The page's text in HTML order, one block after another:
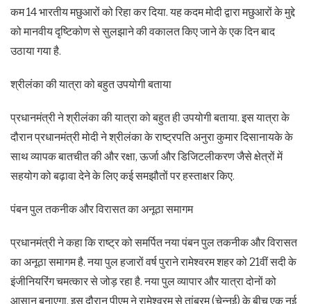
कम 14 भारतीय मछुआरों को रिहा कर दिया. यह कदम मोदी द्वारा मछुआरों के मुद्दे
को मानवीय दृष्टिकोण से सुलझाने की वकालत किए जाने के एक दिन बाद
उठाया गया है.
श्रीलंका की यात्रा को बहुत उपयोगी बताया
प्रधानमंत्री ने श्रीलंका की यात्रा को बहुत ही उपयोगी बताया. इस यात्रा के
दौरान प्रधानमंत्री मोदी ने श्रीलंका के राष्ट्रपति अनुरा कुमार दिसानायके के
साथ व्यापक बातचीत की और रक्षा, ऊर्जा और डिजिटलीकरण जैसे क्षेत्रों में
सहयोग को बढ़ावा देने के लिए कई समझौतों पर हस्ताक्षर किए.
पंबन पुल तकनीक और विरासत का अनूठा समागम
प्रधानमंत्री ने कहा कि राष्ट्र को समर्पित नया पंबन पुल तकनीक और विरासत
का अनूठा समागम है. नया पुल हजारों वर्ष पुराने रामेश्वरम शहर को 21वीं सदी के
इंजीनियरिंग चमत्कार से जोड़ रहा है. नया पुल व्यापार और यात्रा दोनों को
आसान बनाएगा. इस दौरान पीएम ने रामेश्वरम से तांबरम (चेन्नई) के बीच एक नई